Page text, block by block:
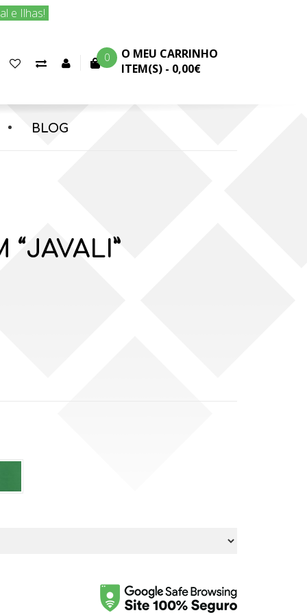
e Ilhas!
FavoritosComparar
Conta 0
O MEU CARRINHO
ITEM(S) - 0,00€
BLOG